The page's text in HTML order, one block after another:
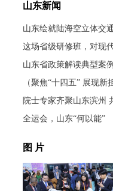
山东新闻
山东绘就陆海空立体交
这场省级研修班，对现
山东省政策解读典型案
院士专家齐聚山东滨州
全运会，山东“何以能”
图 片